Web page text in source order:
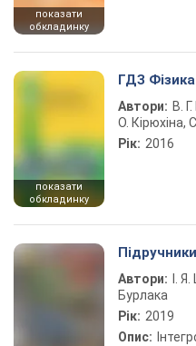
показати
обкладинку
показати
обкладинку
ГДЗ
Автори: В.
О. Кірюхіна,
Рік: 2016
Автори:
І.
Бурлака
Рік: 2019
Опис: